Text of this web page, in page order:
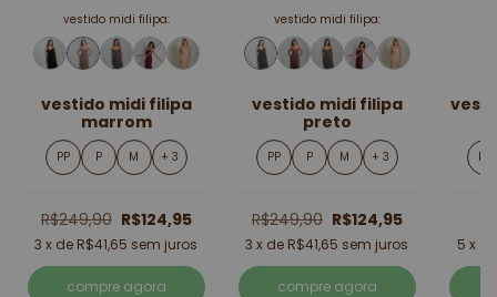
vestido midi filipa:
vestido midi filipa
marrom
PP P M + 3
R$249,90 R$124,95
3 x de R$41,65 sem juros
compre agora
vestido midi filipa:
vestido midi filipa
preto
PP P M + 3
R$249,90 R$124,95
3 x de R$41,65 sem juros
compre agora
PP
5 x